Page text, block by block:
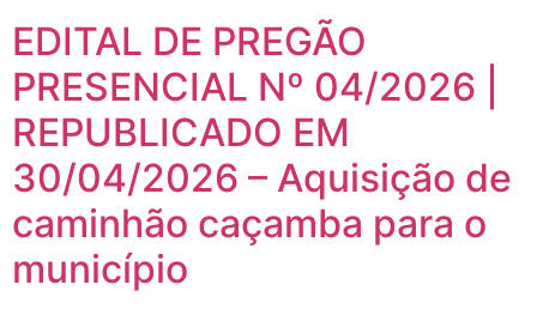
EDITAL DE PREGÃO
PRESENCIAL Nº 04/2026 |
REPUBLICADO EM
30/04/2026 – Aquisição de
caminhão caçamba para o
município